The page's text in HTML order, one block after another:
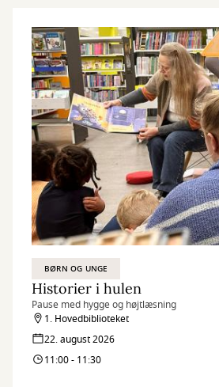
BØRN OG UNGE
Historier i hulen
Pause med hygge og højtlæsning
1. Hovedbiblioteket
22. august 2026
11:00 - 11:30